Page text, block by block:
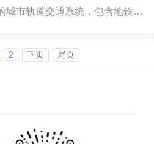
城市轨道交通系统，包含地铁和
2 下页 尾页